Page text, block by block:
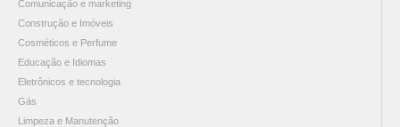
Comunicação e marketing
Construção e Imóveis
Cosméticos e Perfume
Educação e Idiomas
Eletrônicos e tecnologia
Gás
Limpeza e Manutenção